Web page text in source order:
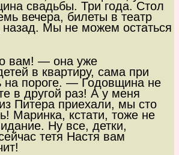
свадьбы. Три года. Стол
вечера, билеты в театр
Мы не можем остаться
вам! — она уже
в квартиру, сама при
на пороге. — Годовщина не
в другой раз! А у меня
Питера приехали, мы сто
Маринка, кстати, тоже не
Ну все, детки,
тетя Настя вам